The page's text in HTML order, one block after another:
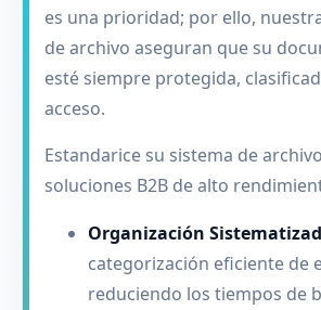
es una prioridad; por ello,
de archivo aseguran que su
esté siempre protegida,
acceso.
Estandarice su sistema de
soluciones B2B de alto
Organización
categorización eficiente de
reduciendo los tiempos de